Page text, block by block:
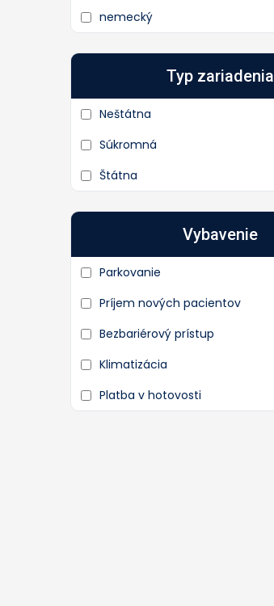
nemecký
Typ zariadenia
Neštátna
Súkromná
Štátna
Vybavenie
Parkovanie
Príjem nových pacientov
Bezbariérový prístup
Klimatizácia
Platba v hotovosti